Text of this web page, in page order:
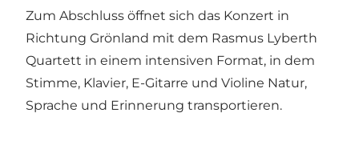
Zum Abschluss öffnet sich das Konzert in
Richtung Grönland mit dem Rasmus Lyberth
Quartett in einem intensiven Format, in dem
Stimme, Klavier, E-Gitarre und Violine Natur,
Sprache und Erinnerung transportieren.